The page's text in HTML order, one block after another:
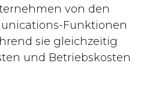
von den
Funktionen
sie gleichzeitig
und Betriebskosten